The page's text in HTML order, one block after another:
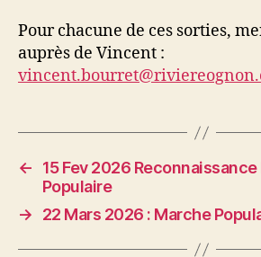
Pour chacune de ces sorties,
auprès de Vincent :
←
15 Fev 2026
Populaire
→
22 Mars 2026 : Marche